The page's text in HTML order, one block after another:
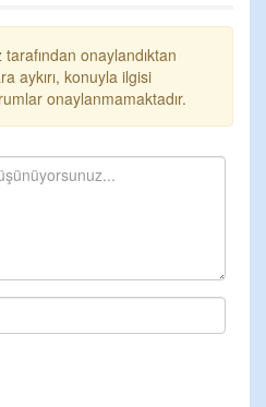
onaylandıktan
aykırı, konuyla ilgisi
onaylanmamaktadır.